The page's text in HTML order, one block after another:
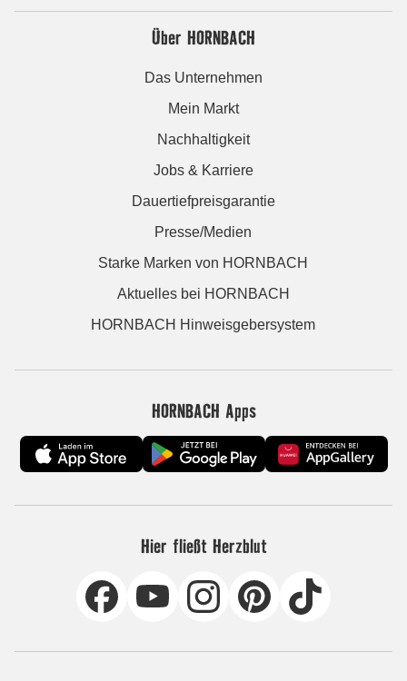
Über HORNBACH
Das Unternehmen
Mein Markt
Nachhaltigkeit
Jobs & Karriere
Dauertiefpreisgarantie
Presse/Medien
Starke Marken von HORNBACH
Aktuelles bei HORNBACH
HORNBACH Hinweisgebersystem
HORNBACH Apps
Hier fließt Herzblut